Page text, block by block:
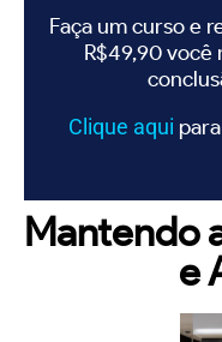
Faça um curso e
R$49,90 você
Clique aqui
Mantendo
e